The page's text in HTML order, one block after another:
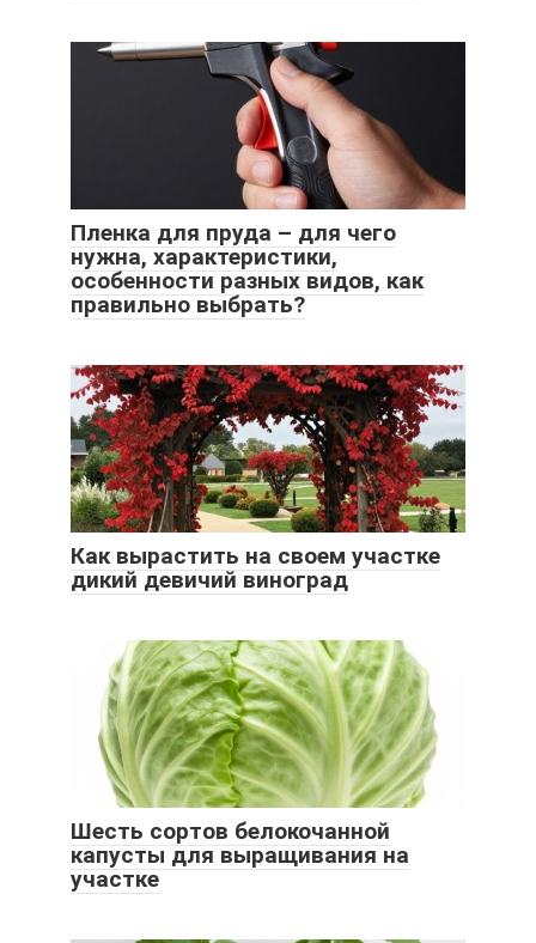
Пленка для пруда – для чего
нужна, характеристики,
особенности разных видов, как
правильно выбрать?
Как вырастить на своем участке
дикий девичий виноград
Шесть сортов белокочанной
капусты для выращивания на
участке